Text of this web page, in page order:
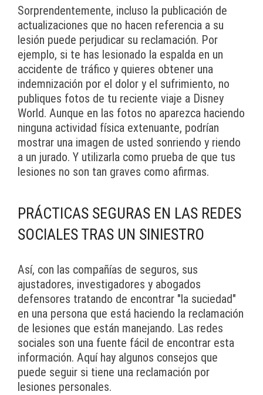
Sorprendentemente, incluso la publicación de
actualizaciones que no hacen referencia a su
lesión puede perjudicar su reclamación. Por
ejemplo, si te has lesionado la espalda en un
accidente de tráfico y quieres obtener una
indemnización por el dolor y el sufrimiento, no
publiques fotos de tu reciente viaje a Disney
World. Aunque en las fotos no aparezca haciendo
ninguna actividad física extenuante, podrían
mostrar una imagen de usted sonriendo y riendo
a un jurado. Y utilizarla como prueba de que tus
lesiones no son tan graves como afirmas.
PRÁCTICAS SEGURAS EN LAS REDES
SOCIALES TRAS UN SINIESTRO
Así, con las compañías de seguros, sus
ajustadores, investigadores y abogados
defensores tratando de encontrar "la suciedad"
en una persona que está haciendo la reclamación
de lesiones que están manejando. Las redes
sociales son una fuente fácil de encontrar esta
información. Aquí hay algunos consejos que
puede seguir si tiene una reclamación por
lesiones personales.